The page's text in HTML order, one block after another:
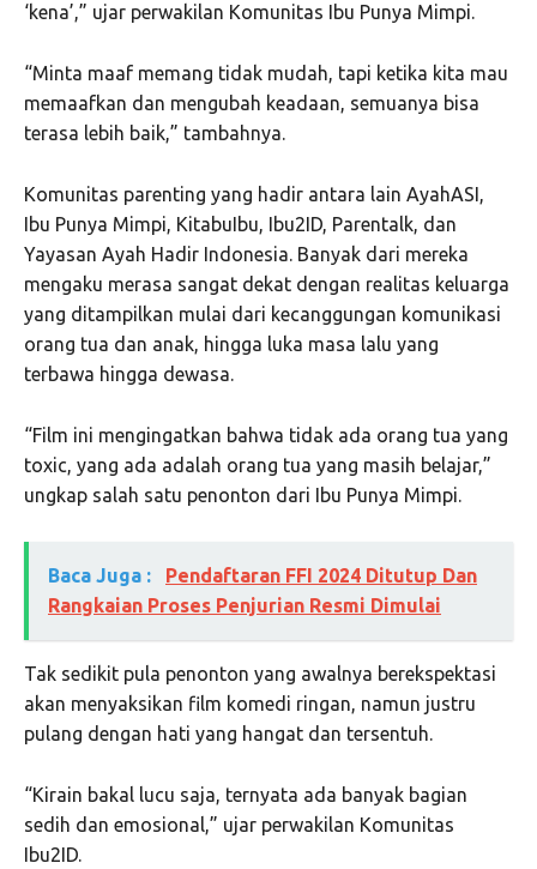
‘kena’,” ujar perwakilan Komunitas Ibu Punya Mimpi.
“Minta maaf memang tidak mudah, tapi ketika kita mau
memaafkan dan mengubah keadaan, semuanya bisa
terasa lebih baik,” tambahnya.
Komunitas parenting yang hadir antara lain AyahASI,
Ibu Punya Mimpi, KitabuIbu, Ibu2ID, Parentalk, dan
Yayasan Ayah Hadir Indonesia. Banyak dari mereka
mengaku merasa sangat dekat dengan realitas keluarga
yang ditampilkan mulai dari kecanggungan komunikasi
orang tua dan anak, hingga luka masa lalu yang
terbawa hingga dewasa.
“Film ini mengingatkan bahwa tidak ada orang tua yang
toxic, yang ada adalah orang tua yang masih belajar,”
ungkap salah satu penonton dari Ibu Punya Mimpi.
Baca Juga :
Pendaftaran FFI 2024 Ditutup Dan
Rangkaian Proses Penjurian Resmi Dimulai
Tak sedikit pula penonton yang awalnya berekspektasi
akan menyaksikan film komedi ringan, namun justru
pulang dengan hati yang hangat dan tersentuh.
“Kirain bakal lucu saja, ternyata ada banyak bagian
sedih dan emosional,” ujar perwakilan Komunitas
Ibu2ID.